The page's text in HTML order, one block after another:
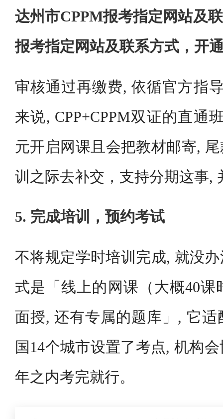
达州市CPPM报考指定网站及
报考指定网站及联系方式，开
审核通过再缴费, 依循官方指
来说, CPP+CPPM双证的直通
元开启网课且会把教材邮寄,
训之际去补交，支持分期这事,
5. 完成培训，预约考试
不将规定学时培训完成, 就没
式是「线上的网课（大概40课
面授, 还有专属的题库」, 它
国14个城市设置了考点, 机构
年之内考完就行。